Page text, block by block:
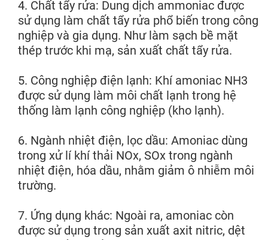
4. Chất tẩy rửa: Dung dịch ammoniac được
sử dụng làm chất tẩy rửa phổ biến trong công
nghiệp và gia dụng. Như làm sạch bề mặt
thép trước khi mạ, sản xuất chất tẩy rửa.
5. Công nghiệp điện lạnh: Khí amoniac NH3
được sử dụng làm môi chất lạnh trong hệ
thống làm lạnh công nghiệp (kho lạnh).
6. Ngành nhiệt điện, lọc dầu: Amoniac dùng
trong xử lí khí thải NOx, SOx trong ngành
nhiệt điện, hóa dầu, nhằm giảm ô nhiễm môi
trường.
7. Ứng dụng khác: Ngoài ra, amoniac còn
được sử dụng trong sản xuất axit nitric, dệt